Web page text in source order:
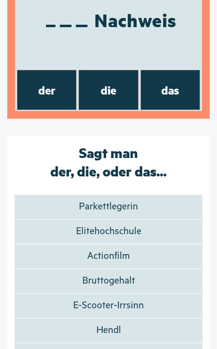
Nachweis
der die das
Sagt man
der, die, oder das...
Parkettlegerin
Elitehochschule
Actionfilm
Bruttogehalt
E-Scooter-Irrsinn
Hendl